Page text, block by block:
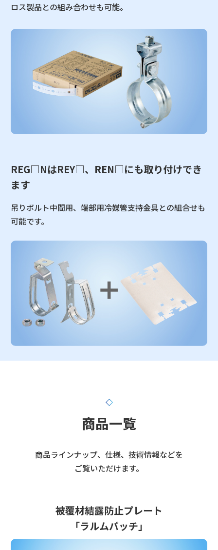
ロス製品との組み合わせも可能。
REG□NはREY□、REN□にも取り付けでき
ます
吊りボルト中間用、端部用冷媒管支持金具との組合せも
可能です。
商品一覧
商品ラインナップ、仕様、技術情報などを
ご覧いただけます。
被覆材結露防止プレート
「ラルムパッチ」